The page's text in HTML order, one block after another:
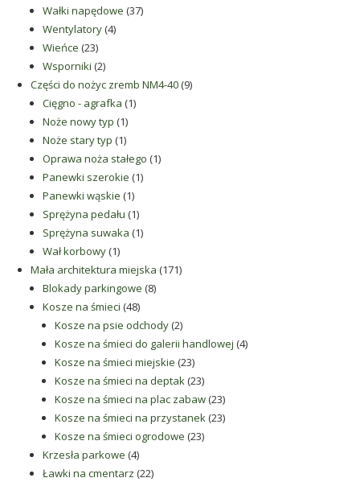
Wałki napędowe 3737
Wentylatory 44
Wieńce 2323
produkty
Wsporniki 22
produkty
Części do nożyc zremb NM4-40 99
Cięgno - agrafka 11
Noże nowy typ 11
produkt
Noże stary typ 11
produkt
Oprawa noża stałego 11
Panewki szerokie 11
Panewki wąskie 11
produkt
Sprężyna pedału 11
produkt
Sprężyna suwaka 11
Wał korbowy 11
produkt
Mała architektura miejska 171171
Blokady parkingowe 88
Kosze na śmieci 4848
produktów
Kosze na psie odchody 22
produkty
Kosze na śmieci do galerii handlowej 44
Kosze na śmieci miejskie 2323
produkty
Kosze na śmieci na deptak 2323
produkty
Kosze na śmieci na plac zabaw 2323
produkty
Kosze na śmieci na przystanek 2323
Kosze na śmieci ogrodowe 2323
Krzesła parkowe 44
produkty
Ławki na cmentarz 2222